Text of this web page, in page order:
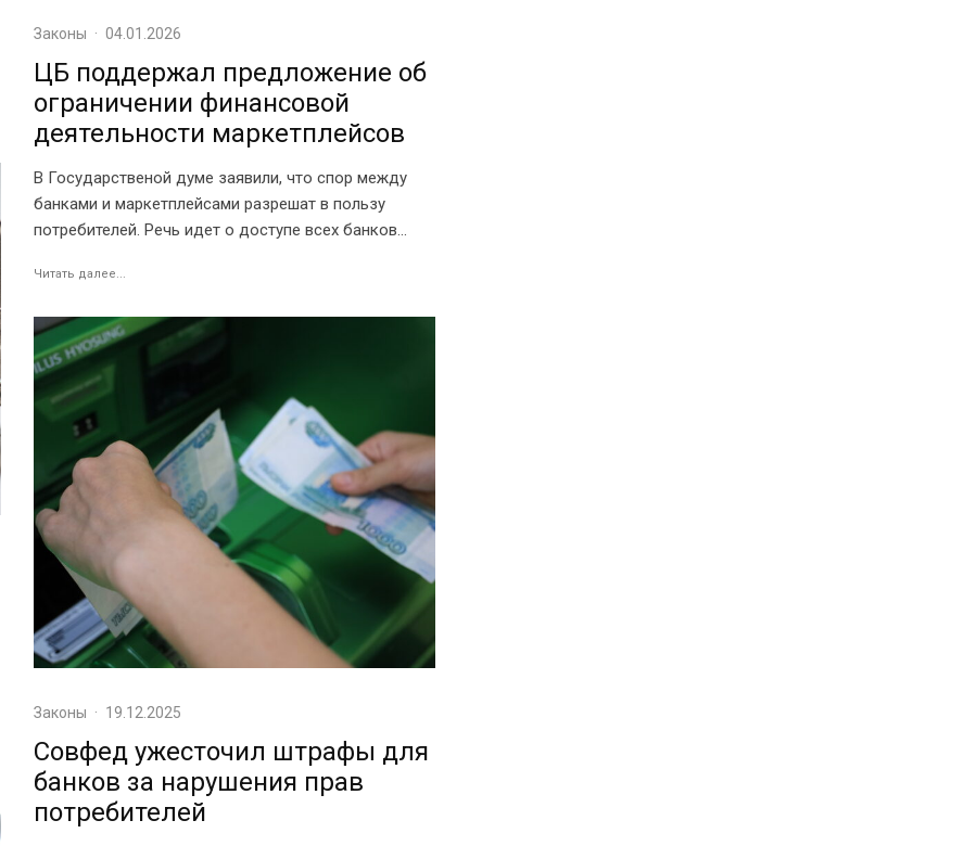
Законы · 04.01.2026
ЦБ поддержал предложение об
ограничении финансовой
деятельности маркетплейсов
В Государственой думе заявили, что спор между
банками и маркетплейсами разрешат в пользу
потребителей. Речь идет о доступе всех банков...
Читать далее...
Законы · 19.12.2025
Совфед ужесточил штрафы для
банков за нарушения прав
потребителей